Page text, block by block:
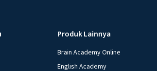
Produk Lainnya
Brain Academy Online
English Academy